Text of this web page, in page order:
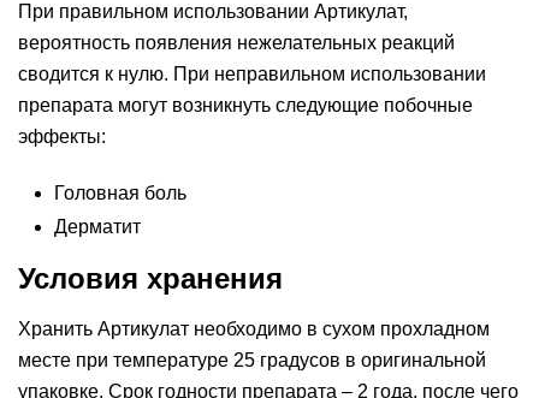
При правильном использовании Артикулат,
вероятность появления нежелательных реакций
сводится к нулю. При неправильном использовании
препарата могут возникнуть следующие побочные
эффекты:
Головная боль
Дерматит
Условия хранения
Хранить Артикулат необходимо в сухом прохладном
месте при температуре 25 градусов в оригинальной
упаковке. Срок годности препарата – 2 года, после чего